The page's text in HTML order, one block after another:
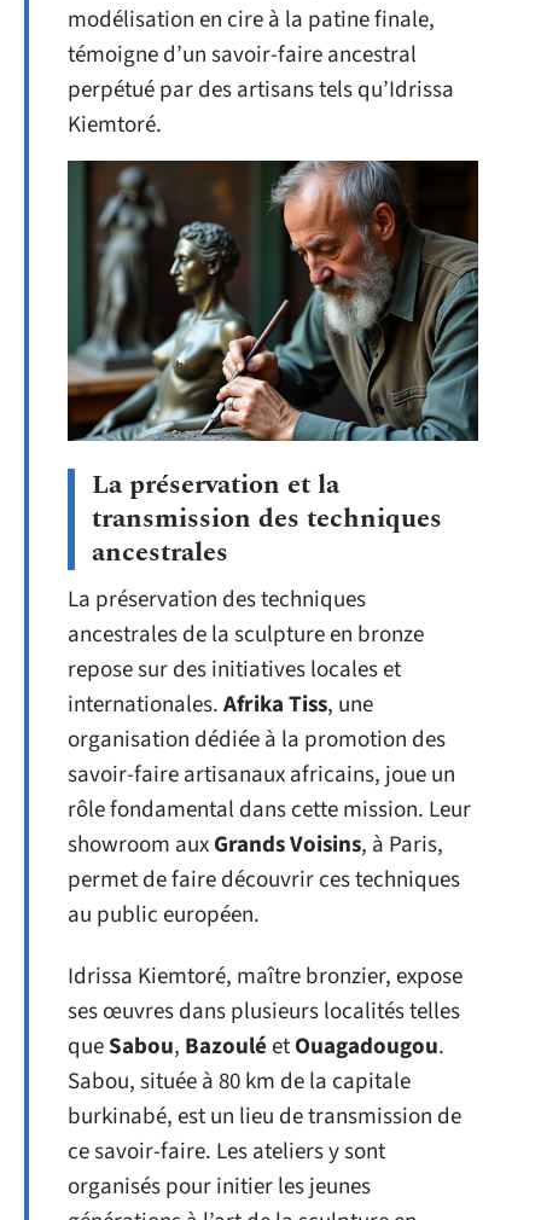
modélisation en cire à la patine finale,
témoigne d’un savoir-faire ancestral
perpétué par des artisans tels qu’Idrissa
Kiemtoré.
La préservation et la
transmission des techniques
ancestrales
La préservation des techniques
ancestrales de la sculpture en bronze
repose sur des initiatives locales et
internationales.Afrika Tiss, une
organisation dédiée à la promotion des
savoir-faire artisanaux africains, joue un
rôle fondamental dans cette mission. Leur
showroom auxGrands Voisins, à Paris,
permet de faire découvrir ces techniques
au public européen.
Idrissa Kiemtoré, maître bronzier, expose
ses œuvres dans plusieurs localités telles
queSabou, BazouléetOuagadougou.
Sabou, située à 80 km de la capitale
burkinabé, est un lieu de transmission de
ce savoir-faire. Les ateliers y sont
organisés pour initier les jeunes